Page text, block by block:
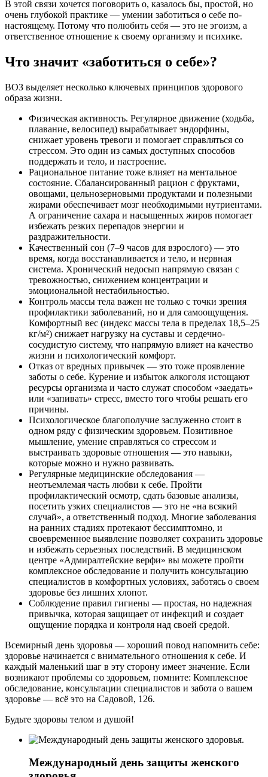
В этой связи хочется поговорить о, казалось бы, простой, но
очень глубокой практике — умении заботиться о себе по-
настоящему. Потому что полюбить себя — это не эгоизм, а
ответственное отношение к своему организму и психике.
Что значит «заботиться о себе»?
ВОЗ выделяет несколько ключевых принципов здорового
образа жизни.
Физическая активность. Регулярное движение (ходьба,
плавание, велосипед) вырабатывает эндорфины,
снижает уровень тревоги и помогает справляться со
стрессом. Это один из самых доступных способов
поддержать и тело, и настроение.
Рациональное питание тоже влияет на ментальное
состояние. Сбалансированный рацион с фруктами,
овощами, цельнозерновыми продуктами и полезными
жирами обеспечивает мозг необходимыми нутриентами.
А ограничение сахара и насыщенных жиров помогает
избежать резких перепадов энергии и
раздражительности.
Качественный сон (7–9 часов для взрослого) — это
время, когда восстанавливается и тело, и нервная
система. Хронический недосып напрямую связан с
тревожностью, снижением концентрации и
эмоциональной нестабильностью.
Контроль массы тела важен не только с точки зрения
профилактики заболеваний, но и для самоощущения.
Комфортный вес (индекс массы тела в пределах 18,5–25
кг/м²) снижает нагрузку на суставы и сердечно-
сосудистую систему, что напрямую влияет на качество
жизни и психологический комфорт.
Отказ от вредных привычек — это тоже проявление
заботы о себе. Курение и избыток алкоголя истощают
ресурсы организма и часто служат способом «заедать»
или «запивать» стресс, вместо того чтобы решать его
причины.
Психологическое благополучие заслуженно стоит в
одном ряду с физическим здоровьем. Позитивное
мышление, умение справляться со стрессом и
выстраивать здоровые отношения — это навыки,
которые можно и нужно развивать.
Регулярные медицинские обследования —
неотъемлемая часть любви к себе. Пройти
профилактический осмотр, сдать базовые анализы,
посетить узких специалистов — это не «на всякий
случай», а ответственный подход. Многие заболевания
на ранних стадиях протекают бессимптомно, и
своевременное выявление позволяет сохранить здоровье
и избежать серьезных последствий. В медицинском
центре «Адмиралтейские верфи» вы можете пройти
комплексное обследование и получить консультацию
специалистов в комфортных условиях, заботясь о своем
здоровье без лишних хлопот.
Соблюдение правил гигиены — простая, но надежная
привычка, которая защищает от инфекций и создает
ощущение порядка и контроля над своей средой.
Всемирный день здоровья — хороший повод напомнить себе:
здоровье начинается с внимательного отношения к себе. И
каждый маленький шаг в эту сторону имеет значение. Если
возникают проблемы со здоровьем, помните: Комплексное
обследование, консультации специалистов и забота о вашем
здоровье — всё это на Садовой, 126.
Будьте здоровы телом и душой!
Международный день защиты женского